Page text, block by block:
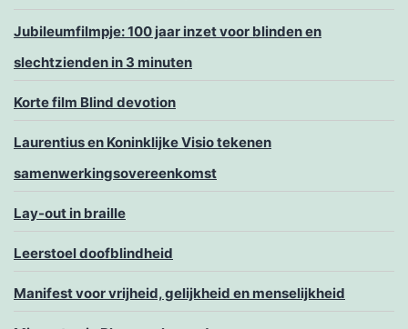
Jubileumfilmpje: 100 jaar inzet voor blinden en
slechtzienden in 3 minuten
Korte film Blind devotion
Laurentius en Koninklijke Visio tekenen
samenwerkingsovereenkomst
Lay-out in braille
Leerstoel doofblindheid
Manifest voor vrijheid, gelijkheid en menselijkheid